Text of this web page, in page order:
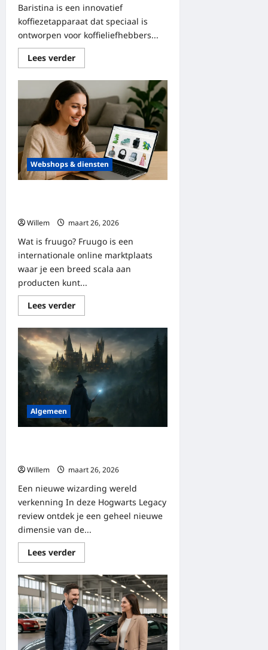
Baristina is een innovatief
koffiezetapparaat dat speciaal is
ontworpen voor koffieliefhebbers...
Lees verderLees
meer
Philips
baristina:
het
perfecte
koffiezetapparaat
voor
elke
koffieliefhebber
Webshops & diensten
Willem
maart 26, 2026
Wat is fruugo? Fruugo is een
internationale online marktplaats
waar je een breed scala aan
producten kunt...
Lees verderLees
meer
Alles
over
fruugo:
van
aanbod
tot
klantbeleving
Algemeen
Willem
maart 26, 2026
Een nieuwe wizarding wereld
verkenning In deze Hogwarts Legacy
review ontdek je een geheel nieuwe
dimensie van de...
Lees verderLees
meer
Een
avontuur
in
de
wereld
van
tovenaars
en
heksen